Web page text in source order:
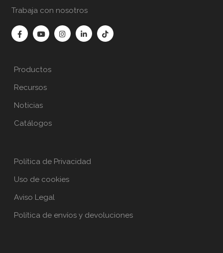
Trabaja con nosotros
Productos
Recursos
Noticias
Catálogos
Política de Privacidad
Uso de cookies
Aviso Legal
Política de envíos y devoluciones